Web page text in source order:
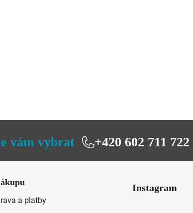
vám vybrat +420 602 711 722
a platby
Instagram